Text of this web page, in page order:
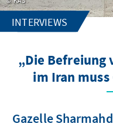
INTERVIEWS
„Die Befreiung
im Iran
Gazelle